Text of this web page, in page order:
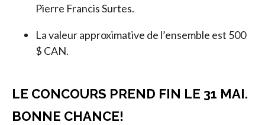
Pierre Francis Surtes.
La valeur approximative de l’ensemble est 500
$ CAN.
LE CONCOURS PREND FIN LE 31 MAI.
BONNE CHANCE!